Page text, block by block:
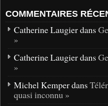
COMMENTAIRES
Catherine Laugier dans
»
Catherine Laugier dans
»
Michel Kemper dans
quasi inconnu »